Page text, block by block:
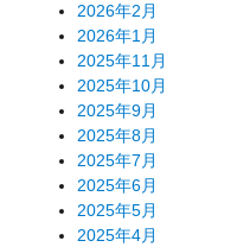
2026年2月
2026年1月
2025年11月
2025年10月
2025年9月
2025年8月
2025年7月
2025年6月
2025年5月
2025年4月